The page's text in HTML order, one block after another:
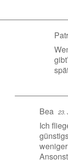
Bea 23.
Ich